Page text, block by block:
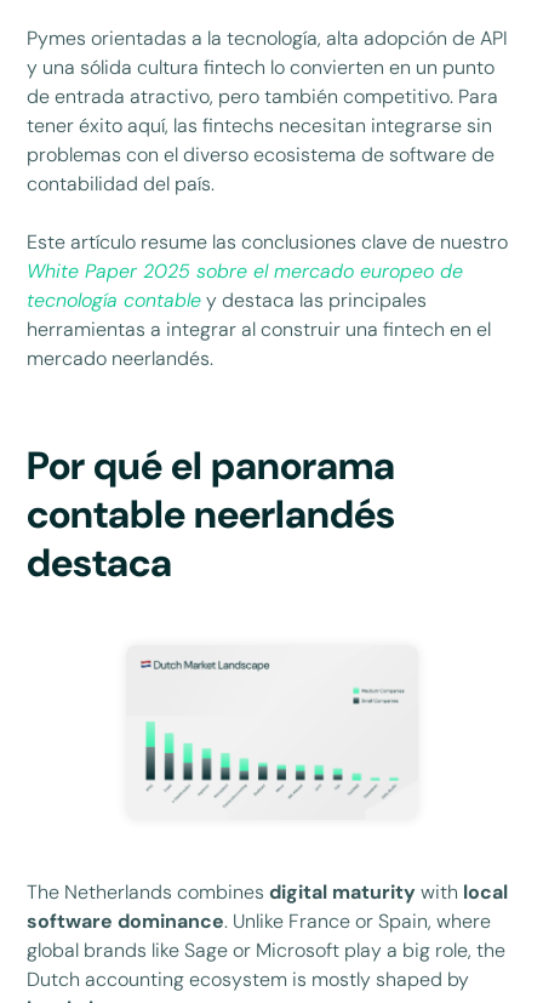
Pymes orientadas a la tecnología, alta adopción de API
y una sólida cultura fintech lo convierten en un punto
de entrada atractivo, pero también competitivo. Para
tener éxito aquí, las fintechs necesitan integrarse sin
problemas con el diverso ecosistema de software de
contabilidad del país.
Este artículo resume las conclusiones clave de nuestro
White Paper 2025 sobre el mercado europeo de
tecnología contabley destaca las principales
herramientas a integrar al construir una fintech en el
mercado neerlandés.
Por qué el panorama
contable neerlandés
destaca
The Netherlands combinesdigital maturitywith local
software dominance. Unlike France or Spain, where
global brands like Sage or Microsoft play a big role, the
Dutch accounting ecosystem is mostly shaped by